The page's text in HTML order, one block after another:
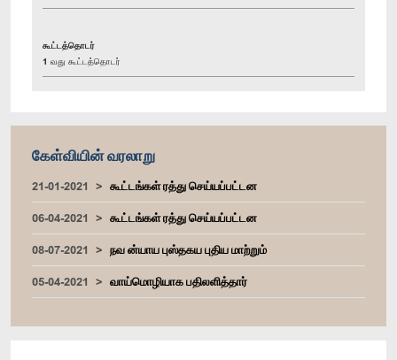
கூட்டத்தொடர்
1 வது கூட்டத்தொடர்
கேள்வியின் வரலாறு
21-01-2021
கூட்டங்கள் ரத்து செய்யப்பட்டன
06-04-2021
கூட்டங்கள் ரத்து செய்யப்பட்டன
08-07-2021
நவ ன்யாய புஸ்தகய புதிய மாற்றும்
05-04-2021
வாய்மொழியாக பதிலளித்தார்